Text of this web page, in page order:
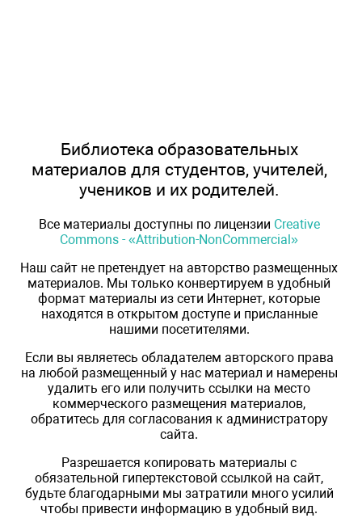
Библиотека образовательных
материалов для студентов, учителей,
учеников и их родителей.
Все материалы доступны по лицензии Creative
Commons - «Attribution-NonCommercial»
Наш сайт не претендует на авторство размещенных
материалов. Мы только конвертируем в удобный
формат материалы из сети Интернет, которые
находятся в открытом доступе и присланные
нашими посетителями.
Если вы являетесь обладателем авторского права
на любой размещенный у нас материал и намерены
удалить его или получить ссылки на место
коммерческого размещения материалов,
обратитесь для согласования к администратору
сайта.
Разрешается копировать материалы с
обязательной гипертекстовой ссылкой на сайт,
будьте благодарными мы затратили много усилий
чтобы привести информацию в удобный вид.